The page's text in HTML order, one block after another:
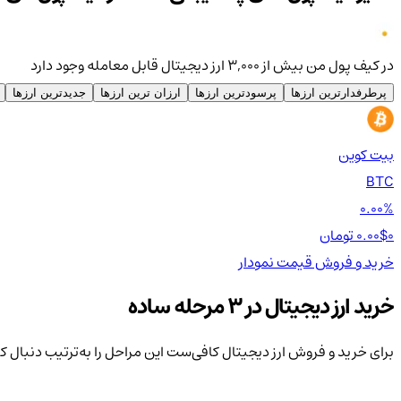
در کیف پول من بیش از ۳,۰۰۰ ارز دیجیتال قابل معامله وجود دارد
پرطرفدارترین ارزها پرسودترین ارزها ارزان ترین ارزها جدیدترین ارزها
بیت کوین
BTC
0.00%
0.00$0 تومان
خرید و فروشقیمتنمودار
خرید ارز دیجیتال در 3 مرحله ساده
برای خرید و فروش ارز دیجیتال کافی‌ست این مراحل را به‌ترتیب دنبال